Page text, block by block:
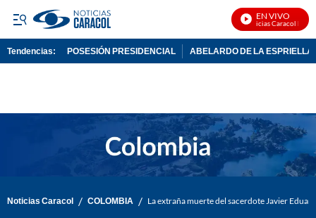
EN VIVO
Noticias Caracol En
Tendencias: POSESIÓN PRESIDENCIAL ABELARDO DE LA ESPRIELLA
Noticias Caracol / COLOMBIA / La extraña muerte del sacerdote Javier